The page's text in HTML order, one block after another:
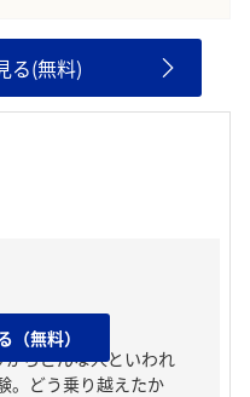
る(無料)
らどんな人といわれ
。どう乗り越えたか
（無料）